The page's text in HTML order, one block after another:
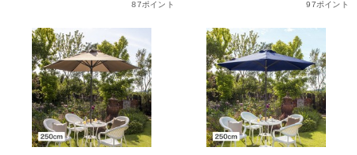
87ポイント 97ポイント